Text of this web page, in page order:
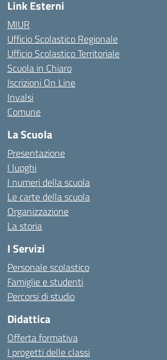
Link Esterni
MIUR
Ufficio Scolastico Regionale
Ufficio Scolastico Territoriale
Scuola in Chiaro
Iscrizioni On Line
Invalsi
Comune
La Scuola
Presentazione
I luoghi
I numeri della scuola
Le carte della scuola
Organizzazione
La storia
I Servizi
Personale scolastico
Famiglie e studenti
Percorsi di studio
Didattica
Offerta formativa
I progetti delle classi